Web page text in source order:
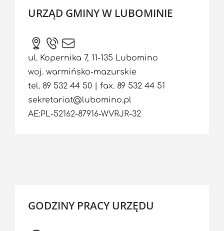
URZĄD GMINY W LUBOMINIE
ul. Kopernika 7, 11-135 Lubomino
woj. warmińsko-mazurskie
tel. 89 532 44 50 | fax. 89 532 44 51
sekretariat@lubomino.pl
AE:PL-52162-87916-WVRJR-32
GODZINY PRACY URZĘDU